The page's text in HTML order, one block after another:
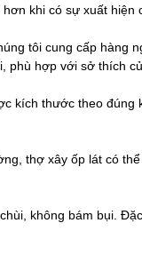
khi có sự xuất hiện
tôi cung cấp hàng
phù hợp với sở thích
kích thước theo
thợ xây ốp lát có
không bám bụi.